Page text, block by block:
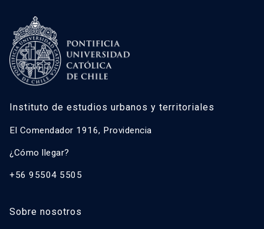
Instituto de estudios urbanos y territoriales
El Comendador 1916, Providencia
¿Cómo llegar?
+56 95504 5505
Sobre nosotros